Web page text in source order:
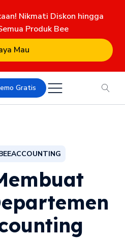
Nikmati Diskon hingga
Produk Bee
Mau
Gratis